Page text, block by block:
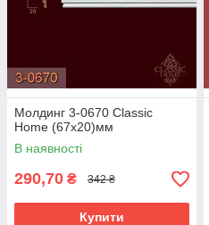
Молдинг 3-0670 Classic
Home (67x20)мм
В наявності
290,70 ₴ 342 ₴
Купити